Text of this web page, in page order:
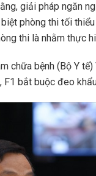
giải pháp ngăn
phòng thi tối
thi là nhằm thực
chữa bệnh (Bộ Y
bắt buộc đeo